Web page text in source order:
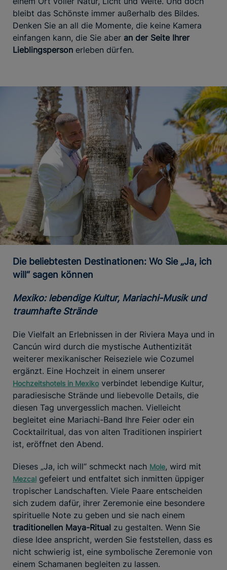
bleibt das Schönste immer außerhalb des Bildes.
Denken Sie an all die Momente, die keine Kamera
einfangen kann, die Sie aber an der Seite Ihrer
Lieblingsperson erleben dürfen.
Die beliebtesten Destinationen: Wo Sie „Ja, ich
will“ sagen können
Mexiko: lebendige Kultur, Mariachi-Musik und
traumhafte Strände
Die Vielfalt an Erlebnissen in der Riviera Maya und in
Cancún wird durch die mystische Authentizität
weiterer mexikanischer Reiseziele wie Cozumel
ergänzt. Eine Hochzeit in einem unserer
Hochzeitshotels in Mexiko verbindet lebendige Kultur,
paradiesische Strände und liebevolle Details, die
diesen Tag unvergesslich machen. Vielleicht
begleitet eine Mariachi-Band Ihre Feier oder ein
Cocktailritual, das von alten Traditionen inspiriert
ist, eröffnet den Abend.
Dieses „Ja, ich will“ schmeckt nach Mole, wird mit
Mezcal gefeiert und entfaltet sich inmitten üppiger
tropischer Landschaften. Viele Paare entscheiden
sich zudem dafür, ihrer Zeremonie eine besondere
spirituelle Note zu geben und sie nach einem
traditionellen Maya-Ritual zu gestalten. Wenn Sie
diese Idee anspricht, werden Sie feststellen, dass es
nicht schwierig ist, eine symbolische Zeremonie von
einem Schamanen begleiten zu lassen.